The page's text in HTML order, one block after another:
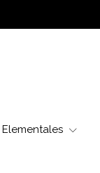
Elementales